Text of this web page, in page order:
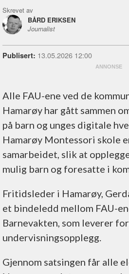
Skrevet av
BÅRD ERIKSEN
Journalist
Publisert: 13.05.2026 12:00
Alle FAU-ene ved de
Hamarøy har gått sammen
på barn og unges digitale
Hamarøy Montessori skole
samarbeidet, slik at
mulig barn og foresatte i
Fritidsleder i Hamarøy,
et bindeledd mellom FAU-
Barnevakten, som leverer
undervisningsopplegg.
Gjennom satsingen får alle